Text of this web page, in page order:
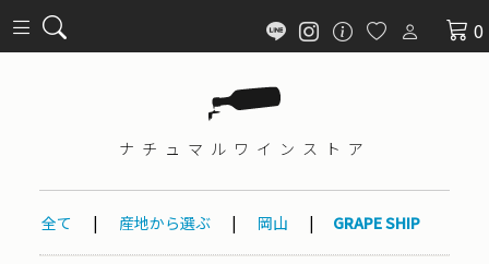
0
ナチュマル ワインストア
全て | 産地から選ぶ | 岡山 | GRAPE SHIP